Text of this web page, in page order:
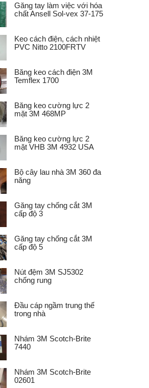
Găng tay làm việc với hóa
chất Ansell Sol-vex 37-175
Keo cách điện, cách nhiệt
PVC Nitto 2100FRTV
Băng keo cách điện 3M
Temflex 1700
Băng keo cường lực 2
mặt 3M 468MP
Băng keo cường lực 2
mặt VHB 3M 4932 USA
Bộ cây lau nhà 3M 360 đa
năng
Găng tay chống cắt 3M
cấp độ 3
Găng tay chống cắt 3M
cấp độ 5
Nút đệm 3M SJ5302
chống rung
Đầu cáp ngầm trung thế
trong nhà
Nhám 3M Scotch-Brite
7440
Nhám 3M Scotch-Brite
02601